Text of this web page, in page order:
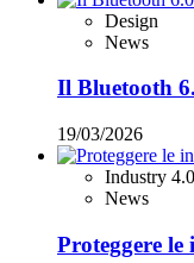
Design
News
Il Bluetooth
19/03/2026
Industry 4.0
News
Proteggere